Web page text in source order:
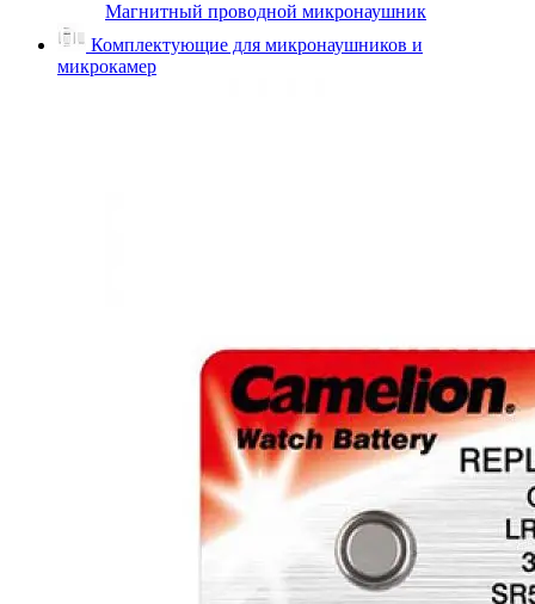
Магнитный проводной микронаушник
Комплектующие для микронаушников и
микрокамер